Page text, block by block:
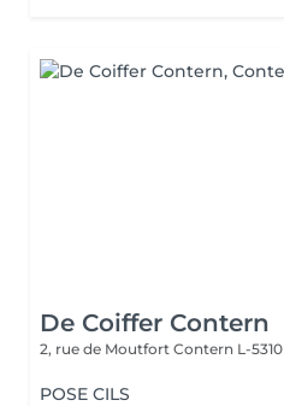
De Coiffer Contern
2, rue de Moutfort Contern L-5310
POSE CILS